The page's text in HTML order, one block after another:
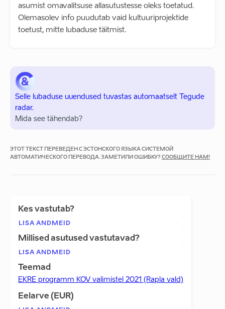
asumist omavalitsuse allasutustesse oleks toetatud.
Olemasolev info puudutab vaid kultuuriprojektide
toetust, mitte lubaduse täitmist.
Selle lubaduse uuendused tuvastas automaatselt Tegude
radar.
Mida see tähendab?
ЭТОТ ТЕКСТ ПЕРЕВЕДЕН С ЭСТОНСКОГО ЯЗЫКА СИСТЕМОЙ
АВТОМАТИЧЕСКОГО ПЕРЕВОДА. ЗАМЕТИЛИ ОШИБКУ? СООБЩИТЕ НАМ!
Kes vastutab?
LISA ANDMEID
Millised asutused vastutavad?
LISA ANDMEID
Teemad
EKRE programm KOV valimistel 2021 (Rapla vald)
Eelarve (EUR)